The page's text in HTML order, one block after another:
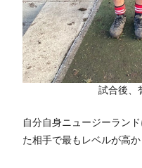
試合後、
自分自身ニュージーラン
た相手で最もレベルが高